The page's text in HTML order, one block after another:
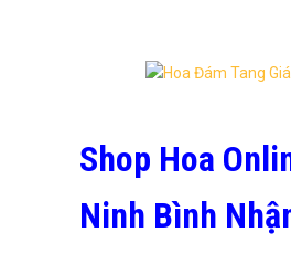
Shop Hoa
Ninh Bình